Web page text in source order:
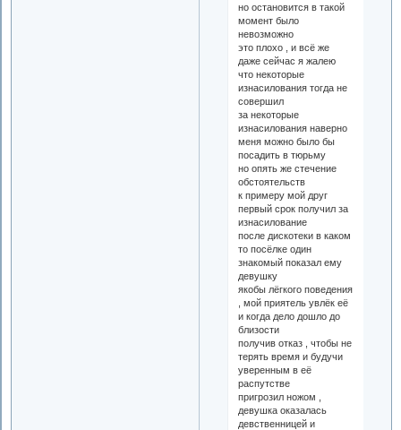
но остановится в такой
момент было
невозможно
это плохо , и всё же
даже сейчас я жалею
что некоторые
изнасилования тогда не
совершил
за некоторые
изнасилования наверно
меня можно было бы
посадить в тюрьму
но опять же стечение
обстоятельств
к примеру мой друг
первый срок получил за
изнасилование
после дискотеки в каком
то посёлке один
знакомый показал ему
девушку
якобы лёгкого поведения
, мой приятель увлёк её
и когда дело дошло до
близости
получив отказ , чтобы не
терять время и будучи
уверенным в её
распутстве
пригрозил ножом ,
девушка оказалась
девственницей и